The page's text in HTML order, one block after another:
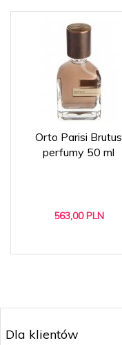
Orto Parisi Brutus
perfumy 50 ml
563,00 PLN
Dla klientów